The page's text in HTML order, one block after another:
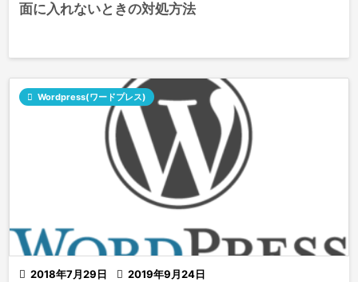
面に入れないときの対処方法
 2018年7月29日  2019年9月24日
 Wordpress(ワードプレス)